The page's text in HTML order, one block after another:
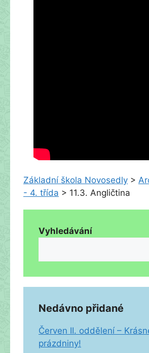
Základní škola Novosedly >
- 4. třída > 11.3. Angličtina
Vyhledávání
Nedávno přidané
Červen II. oddělení –
prázdniny!